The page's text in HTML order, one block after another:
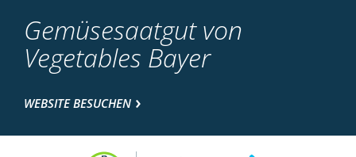
Gemüsesaatgut von
Vegetables Bayer
WEBSITE BESUCHEN